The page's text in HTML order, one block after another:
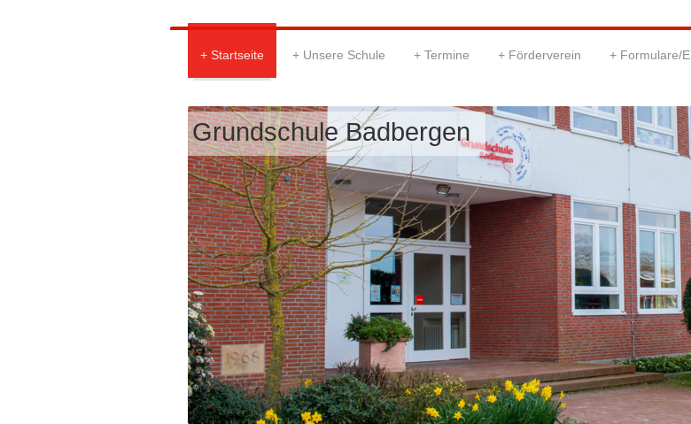
Startseite Unsere Schule Termine Förderverein Formulare/
Grundschule Badbergen